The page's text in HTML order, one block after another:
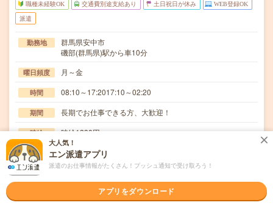
職種未経験OK 交通費別途支給あり 土日祝日が休み WEB登録OK
派遣
勤務地
群馬県安中市
磯部(群馬県)駅から車10分
曜日頻度 月～金
時間 08:10～17:2017:10～02:20
期間 長期でお仕事できる方、大歓迎！
時給 時給1230円
交通費
交通費規定内支給
仕事内容
車のナビ、オーディオ電装部品の組立(電動ドライバー、手
締めドライバー、はんだ利用)及び検査業務、マシ…
大人気！
エン派遣アプリ
派遣のお仕事情報がたくさん！プッシュ通知で受け取ろう！
アプリをダウンロード